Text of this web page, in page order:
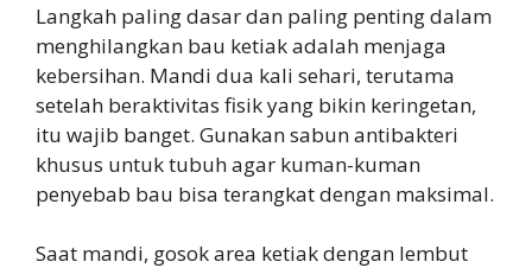
Langkah paling dasar dan paling penting dalam
menghilangkan bau ketiak adalah menjaga
kebersihan. Mandi dua kali sehari, terutama
setelah beraktivitas fisik yang bikin keringetan,
itu wajib banget. Gunakan sabun antibakteri
khusus untuk tubuh agar kuman-kuman
penyebab bau bisa terangkat dengan maksimal.
Saat mandi, gosok area ketiak dengan lembut